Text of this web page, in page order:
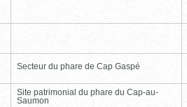
Secteur du phare de Cap Gaspé
Site patrimonial du phare du Cap-au-
Saumon